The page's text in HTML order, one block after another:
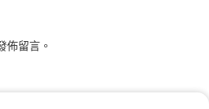
佈留言。